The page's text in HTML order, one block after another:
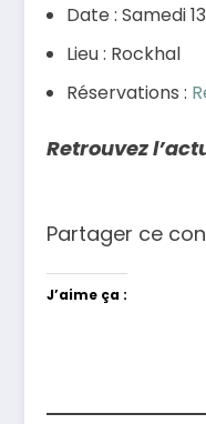
Date : Samedi
Lieu : Rockhal
Réservations :
Retrouvez
Partager ce
J’aime ça :